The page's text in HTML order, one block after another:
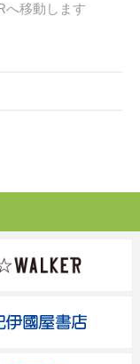
へ移動します